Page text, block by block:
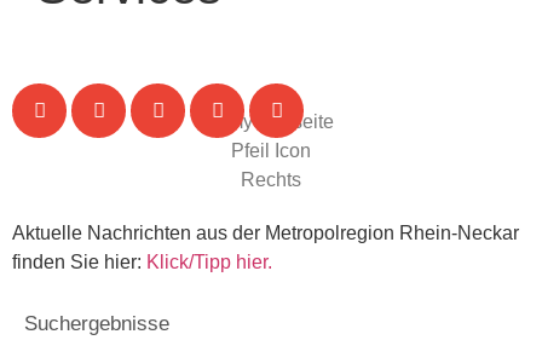
Aktuelle Nachrichten aus der Metropolregion Rhein-Neckar
finden Sie hier: Klick/Tipp hier.
Suchergebnisse